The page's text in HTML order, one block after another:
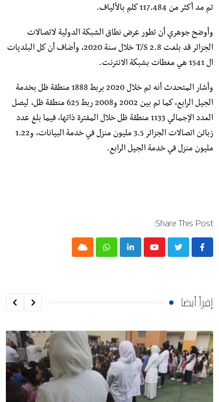
تم مد أكثر من 117.484 كلم بالألياف.
وأوضح جوهري أن تطور عرض نطاق الشبكة الدولية لاتصالات
الجزائر قد بلغت 2.8 T/S خلال سنة 2020، وأضاف أن كل البلديات
ال 1541 هي مغطات بشبكة الانترنت.
وأشار المتحدث أنه تم خلال 2020 بربط 1888 منطقة ظل بخدمة
الجيل الرابع، كما تم بين 2002 و2008 ربط 625 منطقة ظل، ليصل
العدد الإجمالي 1133 منطقة ظل خلال المفترة ذاتها، فيما بلغ عدد
زبائن اتصالات الجزائر 3.5 مليون منزل في خدمة البيانات، و1.22
مليون منزل في خدمة الجيل الرابع.
Share This Post:
Youtube
LinkedIn
Whatsapp
Cloud
إقرأ أيضا